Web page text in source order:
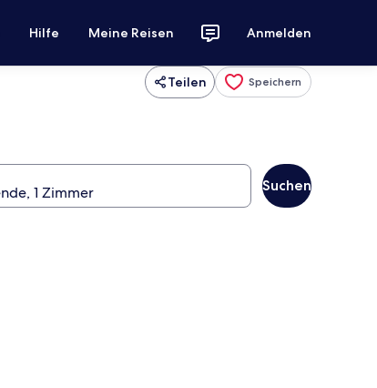
Hilfe Meine Reisen Anmelden
Teilen Speichern
Suchen